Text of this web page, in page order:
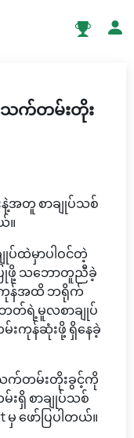
သက်တမ်းတိုး
တူ စာချုပ်သစ်
။
ထဲမှာပါဝင်တဲ့
ဖို့ သဘောတူညီခဲ့
သီကုန်အထိ ဘရိုက်
တ်ရဲ့မူလစာချုပ်
းကုန်ဆုံးဖို့ ရှိနေခဲ့
က်တမ်းတိုးခွင့်ကို
ရှိ စာချုပ်သစ်
မှ ဖော်ပြပါတယ်။